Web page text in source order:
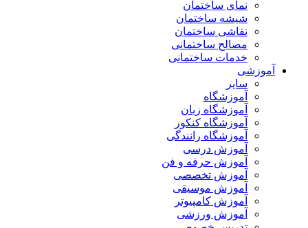
نمای ساختمان
شیشه ساختمان
نقاشی ساختمان
مصالح ساختمانی
خدمات ساختمانی
آموزشی
سایر
آموزشگاه
آموزشگاه زبان
آموزشگاه کنکور
آموزشگاه رانندگی
آموزش درسی
آموزش حرفه و فن
آموزش تخصصی
آموزش موسیقی
آموزش کامپیوتر
آموزش ورزشی